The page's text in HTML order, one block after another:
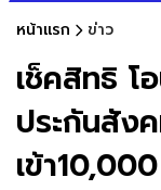
หน้าแรก ข่าว
เช็คสิทธิ โ
ประกันสัง
เข้า10,000